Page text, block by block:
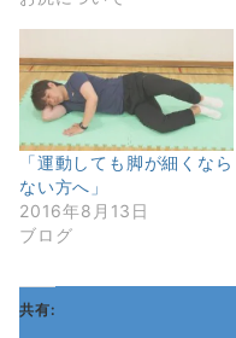
「運動しても脚が細くなら
ない方へ」
2016年8月13日
ブログ
共有: